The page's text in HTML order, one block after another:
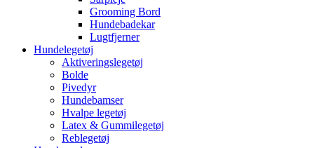
Grooming Bord
Hundebadekar
Lugtfjerner
Hundelegetøj
Aktiveringslegetøj
Bolde
Pivedyr
Hundebamser
Hvalpe legetøj
Latex & Gummilegetøj
Reblegetøj